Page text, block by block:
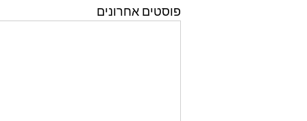
פוסטים אחרונים